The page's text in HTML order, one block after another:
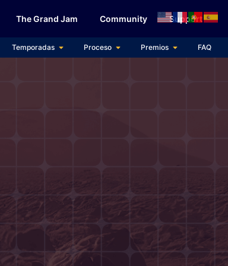
The Grand Jam Community Support
Temporadas Proceso Premios FAQ